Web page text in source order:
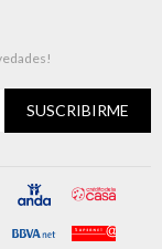
SUSCRIBIRME